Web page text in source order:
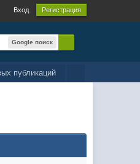
Вход Регистрация
Google поиск
публикаций